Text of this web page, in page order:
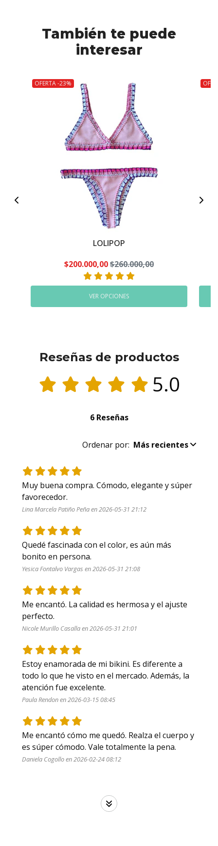
También te puede
interesar
OFERTA -23%
LOLIPOP
$200.000,00$260.000,00
VER OPCIONES
Reseñas de productos
5.0
6 Reseñas
Ordenar por: Más recientes
Muy buena compra. Cómodo, elegante y súper
favorecedor.
Lina Marcela Patiño Peña en 2026-05-31 21:12
Quedé fascinada con el color, es aún más
bonito en persona.
Yesica Fontalvo Vargas en 2026-05-31 21:08
Me encantó. La calidad es hermosa y el ajuste
perfecto.
Nicole Murillo Casalla en 2026-05-31 21:01
Estoy enamorada de mi bikini. Es diferente a
todo lo que he visto en el mercado. Además, la
atención fue excelente.
Paula Rendon en 2026-03-15 08:45
Me encantó cómo me quedó. Realza el cuerpo y
es súper cómodo. Vale totalmente la pena.
Daniela Cogollo en 2026-02-24 08:12